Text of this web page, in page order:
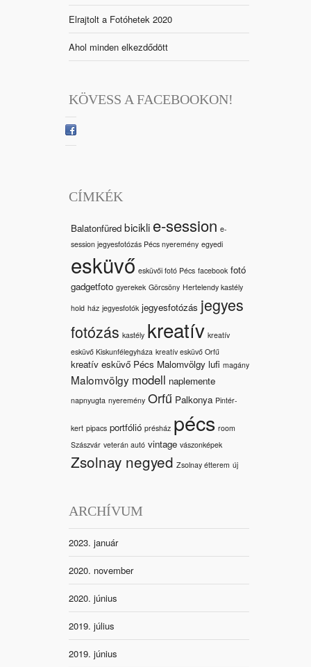
Elrajtolt a Fotóhetek 2020
Ahol minden elkezdődött
KÖVESS A FACEBOOKON!
CÍMKÉK
Balatonfüred bicikli e-session e-
session jegyesfotózás Pécs nyeremény egyedi
esküvő esküvői fotó Pécs facebook fotó
gadgetfoto gyerekek Görcsöny Hertelendy kastély
hold ház jegyesfotók jegyesfotózás jegyes
fotózás kastély kreatív kreatív
esküvő Kiskunfélegyháza kreatív esküvő Orfű
kreatív esküvő Pécs Malomvölgy lufi magány
Malomvölgy modell naplemente
napnyugta nyeremény Orfű Palkonya Pintér-
kert pipacs portfólió présház pécs room
Szászvár veterán autó vintage vászonképek
Zsolnay negyed Zsolnay étterem új
ARCHÍVUM
2023. január
2020. november
2020. június
2019. július
2019. június